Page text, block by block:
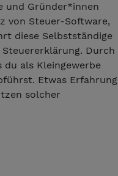
und Gründer*innen
von Steuer-Software,
diese Selbstständige
Durch
du als Kleingewerbe
Etwas Erfahrung
solcher